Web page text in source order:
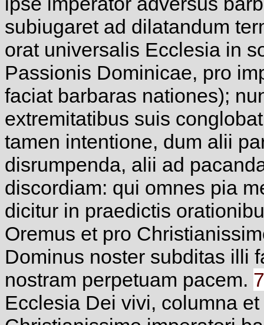
subiugaret ad dilatandum
orat universalis Ecclesia in
Passionis Dominicae, pro
faciat barbaras nationes);
extremitatibus suis
tamen intentione, dum alii
disrumpenda, alii ad
discordiam: qui omnes pia
dicitur in praedictis
Oremus et pro
Dominus noster subditas illi
nostram perpetuam pacem. 7
Ecclesia Dei vivi, columna